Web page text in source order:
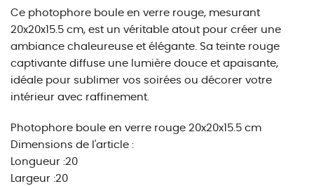
Ce photophore boule en verre rouge, mesurant
20x20x15.5 cm, est un véritable atout pour créer une
ambiance chaleureuse et élégante. Sa teinte rouge
captivante diffuse une lumière douce et apaisante,
idéale pour sublimer vos soirées ou décorer votre
intérieur avec raffinement.
Photophore boule en verre rouge 20x20x15.5 cm
Dimensions de l'article :
Longueur :20
Largeur :20